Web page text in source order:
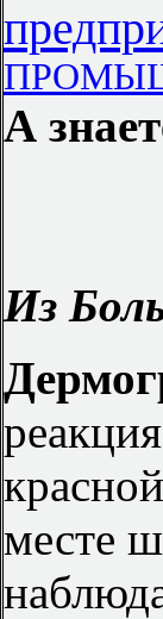
А
Из
месте